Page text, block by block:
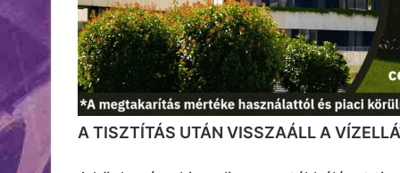
A TISZTÍTÁS UTÁN VISSZAÁLL A